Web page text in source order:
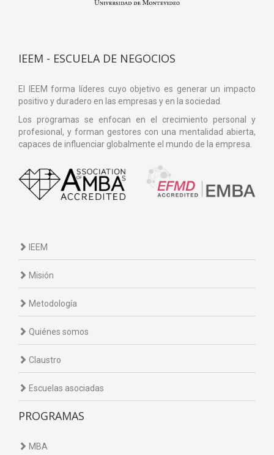
IEEM - ESCUELA DE NEGOCIOS
El IEEM forma líderes cuyo objetivo es generar un impacto
positivo y duradero en las empresas y en la sociedad.
Los programas se enfocan en el crecimiento personal y
profesional, y forman gestores con una mentalidad abierta,
capaces de influenciar globalmente el mundo de la empresa.
IEEM
Misión
Metodología
Quiénes somos
Claustro
Escuelas asociadas
PROGRAMAS
MBA